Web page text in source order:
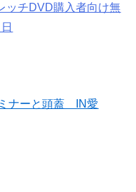
ッチDVD購入者向け無
ナーと頭蓋 IN愛